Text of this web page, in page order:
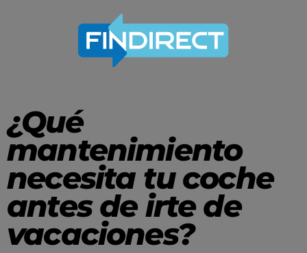
¿Qué
mantenimiento
necesita tu coche
antes de irte de
vacaciones?